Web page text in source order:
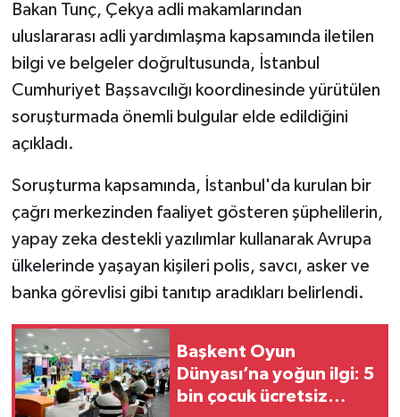
Bakan Tunç, Çekya adli makamlarından
uluslararası adli yardımlaşma kapsamında iletilen
bilgi ve belgeler doğrultusunda, İstanbul
Cumhuriyet Başsavcılığı koordinesinde yürütülen
soruşturmada önemli bulgular elde edildiğini
açıkladı.
Soruşturma kapsamında, İstanbul'da kurulan bir
çağrı merkezinden faaliyet gösteren şüphelilerin,
yapay zeka destekli yazılımlar kullanarak Avrupa
ülkelerinde yaşayan kişileri polis, savcı, asker ve
banka görevlisi gibi tanıtıp aradıkları belirlendi.
Başkent Oyun
Dünyası’na yoğun ilgi: 5
bin çocuk ücretsiz